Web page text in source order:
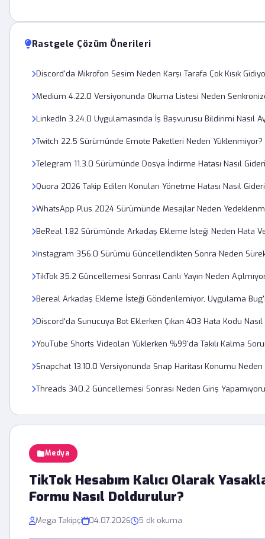
Medya
TikTok Hesabım Kalıcı Olarak
Formu Nasıl Doldurulur?
Mega Takipçi 04.07.2026 5 dk okuma
Rastgele Çözüm Önerileri
Discord'da Mikrofon Sesim Neden Karşı Tarafa Çok Kısık
Medium 4.22.0 Versiyonunda Okuma Listesi Neden
LinkedIn 3.24.0 Uygulamasında İş Başvurusu Bildirimi Nasıl
Twitch 22.5 Sürümünde Emote Paketleri Neden Yüklenmiyor?
Telegram 11.3.0 Sürümünde Dosya İndirme Hatası Nasıl
Quora 2026 Takip Edilen Konuları Yönetme Hatası Nasıl
WhatsApp Plus 2024 Sürümünde Mesajlar Neden
BeReal 1.82 Sürümünde Arkadaş Ekleme İsteği Neden Hata
Instagram 356.0 Sürümü Güncellendikten Sonra Neden
TikTok 35.2 Güncellemesi Sonrası Canlı Yayın Neden
Bereal Arkadaş Ekleme İsteği Gönderilemiyor, Uygulama
Discord'da Sunucuya Bot Eklerken Çıkan 403 Hata Kodu
YouTube Shorts Videoları Yüklerken %99'da Takılı Kalma
Snapchat 13.10.0 Versiyonunda Snap Haritası Konumu
Threads 340.2 Güncellemesi Sonrası Neden Giriş